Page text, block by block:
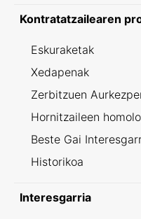
Kontratatzailearen
Eskuraketak
Xedapenak
Zerbitzuen
Hornitzaileen
Beste Gai
Historikoa
Interesgarria